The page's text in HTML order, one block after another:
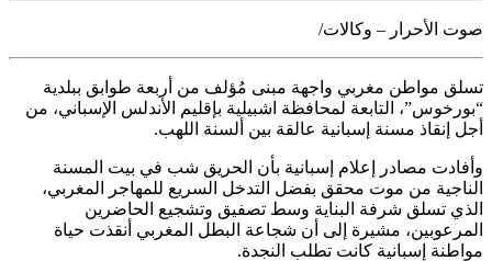
صوت الأحرار – وكالات/
تسلق مواطن مغربي واجهة مبنى مُؤلف من أربعة طوابق ببلدية
“بورخوس”، التابعة لمحافظة اشبيلية بإقليم الأندلس الإسباني، من
أجل إنقاذ مسنة إسبانية عالقة بين ألسنة اللهب.
وأفادت مصادر إعلام إسبانية بأن الحريق شب في بيت المسنة
الناجية من موت محقق بفضل التدخل السريع للمهاجر المغربي،
الذي تسلق شرفة البناية وسط تصفيق وتشجيع الحاضرين
المرعوبين، مشيرة إلى أن شجاعة البطل المغربي أنقذت حياة
مواطنة إسبانية كانت تطلب النجدة.